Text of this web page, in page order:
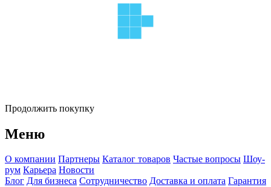
Продолжить покупку
Меню
О компании Партнеры Каталог товаров Частые вопросы Шоу-
рум Карьера Новости
Блог Для бизнеса Сотрудничество Доставка и оплата Гарантия